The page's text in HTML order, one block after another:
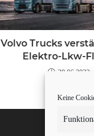
Keine
Volvo Trucks
Elektro-Lkw-
28.06.2022